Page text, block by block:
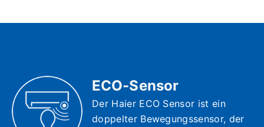
ECO-Sensor
Der Haier ECO Sensor ist ein
doppelter Bewegungssensor, der